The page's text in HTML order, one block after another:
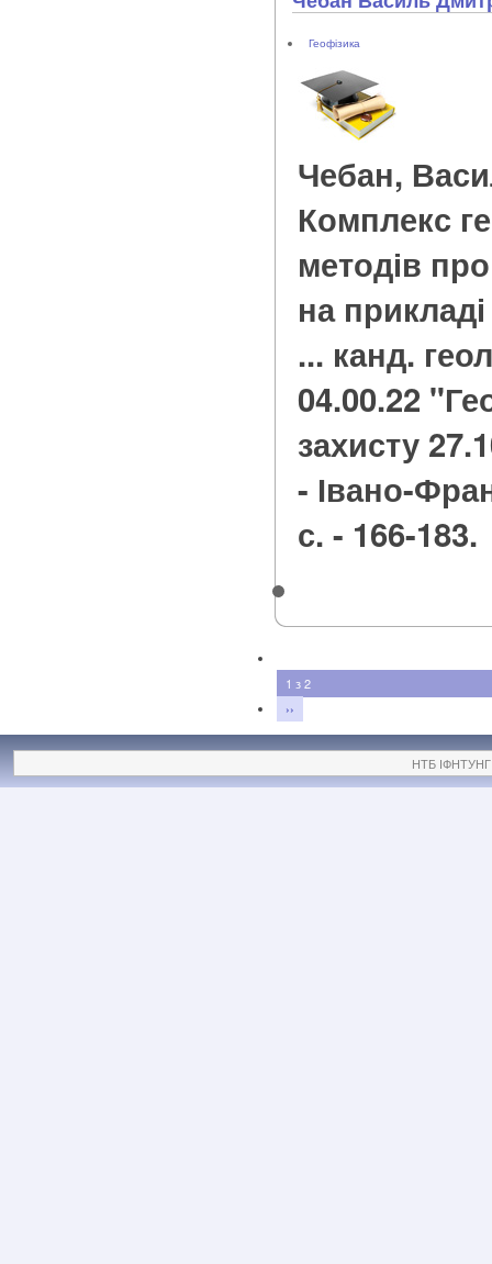
Геофізика
Чебан,
Комплекс
методів
на
... канд.
04.00.22
захисту
- Івано-
с. - 166-183.
1 з 2
››
НТБ ІФНТУНГ